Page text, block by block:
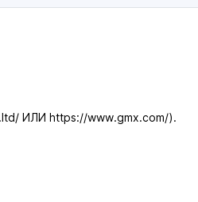
ИЛИ https://www.gmx.com/).